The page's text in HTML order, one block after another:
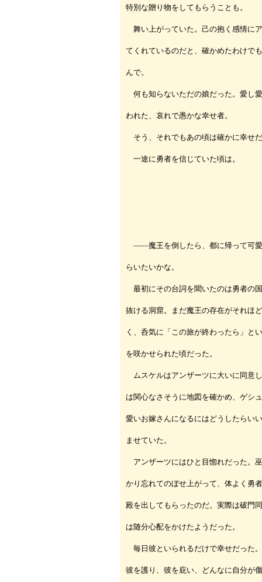
特別な贈り物をしてもらうことも。
舞い上がっていた。己の抱く感情に
てくれているのだと、確かめたわけで
んで。
何も知らないただの娘だった。愛し
われた、哀れで愚かな幸せ者。
そう、それでもあの頃は確かに幸せ
一途に勇者を信じていた頃は。
――魔王を倒したら、都に帰って可
らいたいかな。
最初にその台詞を聞いたのは勇者の
抜ける洞窟。まだ魔王の存在がそれほ
く、呑気に「この旅が終わったら」と
を咲かせられた頃だった。
ムスケルはアンザーツに大いに同意
は関心なさそうに地図を確かめ、ゲシ
愛いお嫁さんになるにはどうしたらい
ませていた。
アンザーツにはひと目惚れだった。
かり忘れてのぼせ上がって、体よく勇
殿を出してもらったのだ。実際は破門
は随分心配をかけたようだった。
毎日彼といられるだけで幸せだった
彼を護り、彼を庇い、どんなに自分が